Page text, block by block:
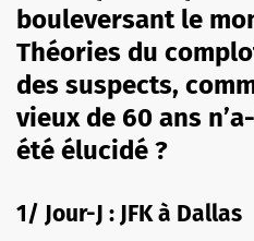
bouleversant le
Théories du
des suspects,
vieux de 60 ans
été élucidé ?
1/ Jour-J : JFK à Dallas